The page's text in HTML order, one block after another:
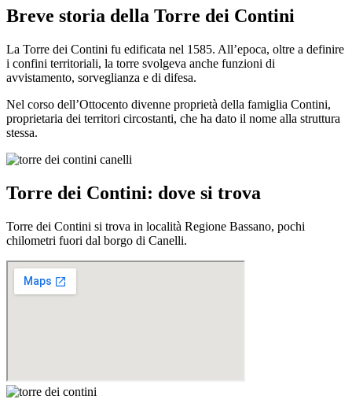
Breve storia della Torre dei Contini
La Torre dei Contini fu edificata nel 1585. All’epoca, oltre a definire
i confini territoriali, la torre svolgeva anche funzioni di
avvistamento, sorveglianza e di difesa.
Nel corso dell’Ottocento divenne proprietà della famiglia Contini,
proprietaria dei territori circostanti, che ha dato il nome alla struttura
stessa.
Torre dei Contini: dove si trova
Torre dei Contini si trova in località Regione Bassano, pochi
chilometri fuori dal borgo di Canelli.